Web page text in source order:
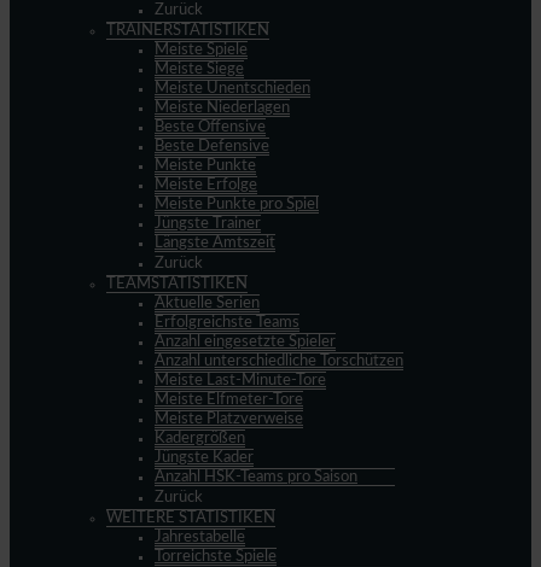
Zurück
TRAINERSTATISTIKEN
Meiste Spiele
Meiste Siege
Meiste Unentschieden
Meiste Niederlagen
Beste Offensive
Beste Defensive
Meiste Punkte
Meiste Erfolge
Meiste Punkte pro Spiel
Jüngste Trainer
Längste Amtszeit
Zurück
TEAMSTATISTIKEN
Aktuelle Serien
Erfolgreichste Teams
Anzahl eingesetzte Spieler
Anzahl unterschiedliche Torschützen
Meiste Last-Minute-Tore
Meiste Elfmeter-Tore
Meiste Platzverweise
Kadergrößen
Jüngste Kader
Anzahl HSK-Teams pro Saison
Zurück
WEITERE STATISTIKEN
Jahrestabelle
Torreichste Spiele